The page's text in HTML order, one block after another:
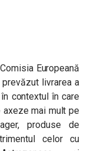
Europeană
livrarea a
contextul în care
axeze mai mult pe
produse de
celor cu